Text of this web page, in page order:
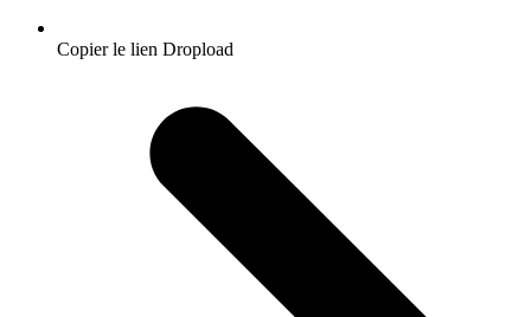
Copier le lien Dropload